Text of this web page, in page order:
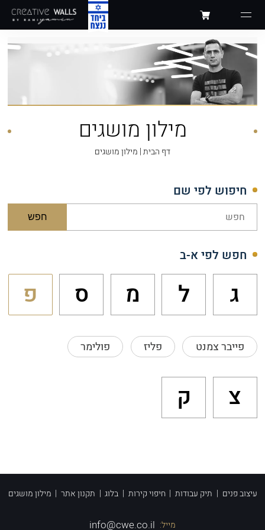
מילון מושגים
דף הבית| מילון מושגים
חיפוש לפי שם
חפש
חפש לפי א-ב
ג ל מ ס פ
פייבר צמנט פליז פולימר
צ ק
עיצוב פנים | תיק עבודות | חיפוי קירות | בלוג | תקנון אתר | מילון מושגים
מייל: info@cwe.co.il